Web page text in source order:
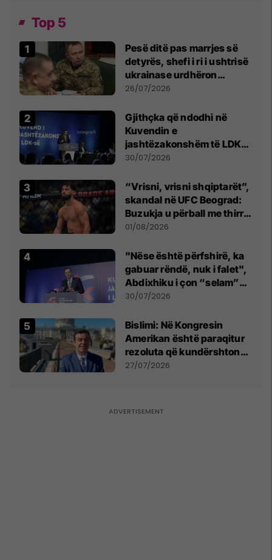
Top 5
Pesë ditë pas marrjes së
detyrës, shefi i ri i ushtrisë
ukrainase urdhëron
kontroll të madh
26/07/2026
Gjithçka që ndodhi në
Kuvendin e
jashtëzakonshëm të LDK-
së
30/07/2026
“Vrisni, vrisni shqiptarët”,
skandal në UFC Beograd:
Buzukja u përball me thirrje
anti-shqiptare nga
01/08/2026
"Nëse është përfshirë, ka
gabuar rëndë, nuk i falet",
Abdixhiku i çon “selam”
Përparim Ramës
30/07/2026
Bislimi: Në Kongresin
Amerikan është paraqitur
rezoluta që kundërshton
mbajtjen e Asamblesë
27/07/2026